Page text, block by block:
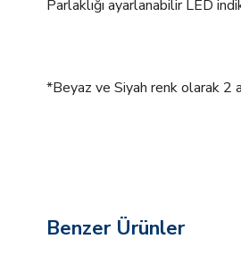
Parlaklığı ayarlanabilir LED
*Beyaz ve Siyah renk olarak 2
Benzer Ürünler